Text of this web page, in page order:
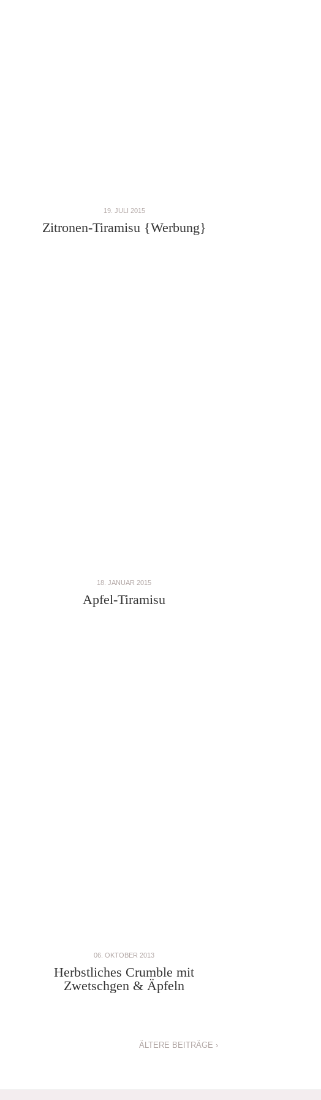
19. JULI 2015
Zitronen-Tiramisu {Werbung}
18. JANUAR 2015
Apfel-Tiramisu
06. OKTOBER 2013
Herbstliches Crumble mit
Zwetschgen & Äpfeln
ÄLTERE BEITRÄGE ›